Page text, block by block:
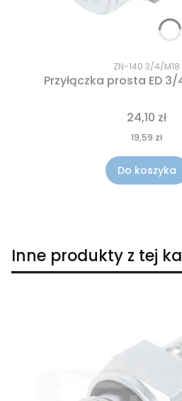
ZN-140 3/4/M18
Przyłączka prosta ED 3/
24,10 zł
19,59 zł
Do koszyka
Inne produkty z tej